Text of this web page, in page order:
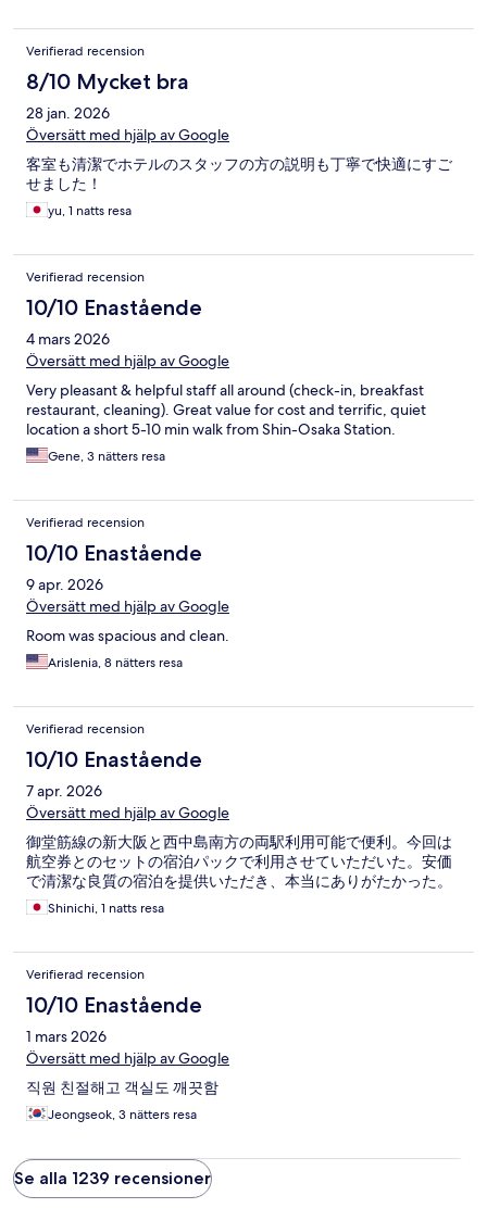
Verifierad recension
8/10 Mycket bra
28 jan. 2026
Översätt med hjälp av Google
客室も清潔でホテルのスタッフの方の説明も丁寧で快適にすご
せました！
yu, 1 natts resa
Verifierad recension
10/10 Enastående
4 mars 2026
Översätt med hjälp av Google
Very pleasant & helpful staff all around (check-in, breakfast
restaurant, cleaning). Great value for cost and terrific, quiet
location a short 5-10 min walk from Shin-Osaka Station.
Gene, 3 nätters resa
Verifierad recension
10/10 Enastående
9 apr. 2026
Översätt med hjälp av Google
Room was spacious and clean.
Arislenia, 8 nätters resa
Verifierad recension
10/10 Enastående
7 apr. 2026
Översätt med hjälp av Google
御堂筋線の新大阪と西中島南方の両駅利用可能で便利。今回は
航空券とのセットの宿泊パックで利用させていただいた。安価
で清潔な良質の宿泊を提供いただき、本当にありがたかった。
Shinichi, 1 natts resa
Verifierad recension
10/10 Enastående
1 mars 2026
Översätt med hjälp av Google
직원 친절해고 객실도 깨끗함
Jeongseok, 3 nätters resa
Se alla 1239 recensioner